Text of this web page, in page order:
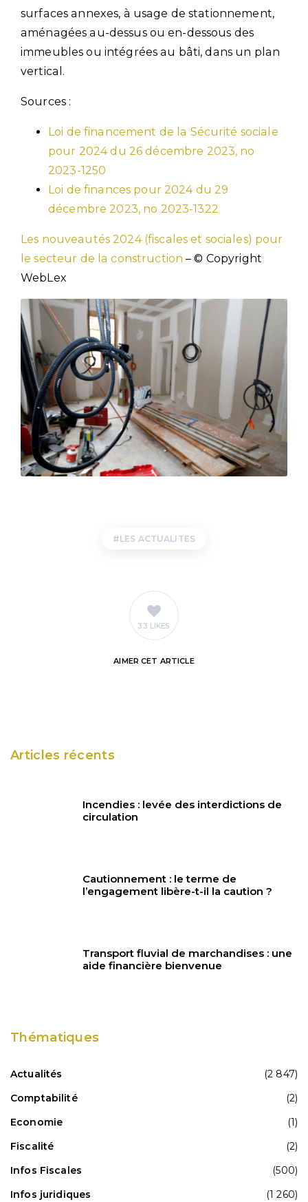
surfaces annexes, à usage de stationnement,
aménagées au-dessus ou en-dessous des
immeubles ou intégrées au bâti, dans un plan
vertical.
Sources :
Loi de financement de la Sécurité sociale
pour 2024 du 26 décembre 2023, no
2023-1250
Loi de finances pour 2024 du 29
décembre 2023, no 2023-1322
Les nouveautés 2024 (fiscales et sociales) pour
le secteur de la construction – © Copyright
WebLex
LES ACTUALITES
33 LIKES
AIMER CET ARTICLE
Articles récents
Incendies : levée des interdictions de
circulation
Cautionnement : le terme de
l’engagement libère-t-il la caution ?
Transport fluvial de marchandises : une
aide financière bienvenue
Thématiques
Actualités
(2 847)
Comptabilité
(2)
Economie
(1)
Fiscalité
(2)
Infos Fiscales
(500)
Infos juridiques
(1 260)